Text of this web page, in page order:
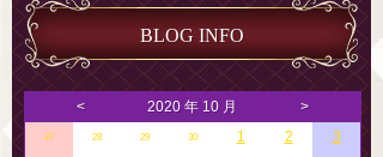
BLOG INFO
< 2020 年 10 月 >
27 28 29 30 1 2
3